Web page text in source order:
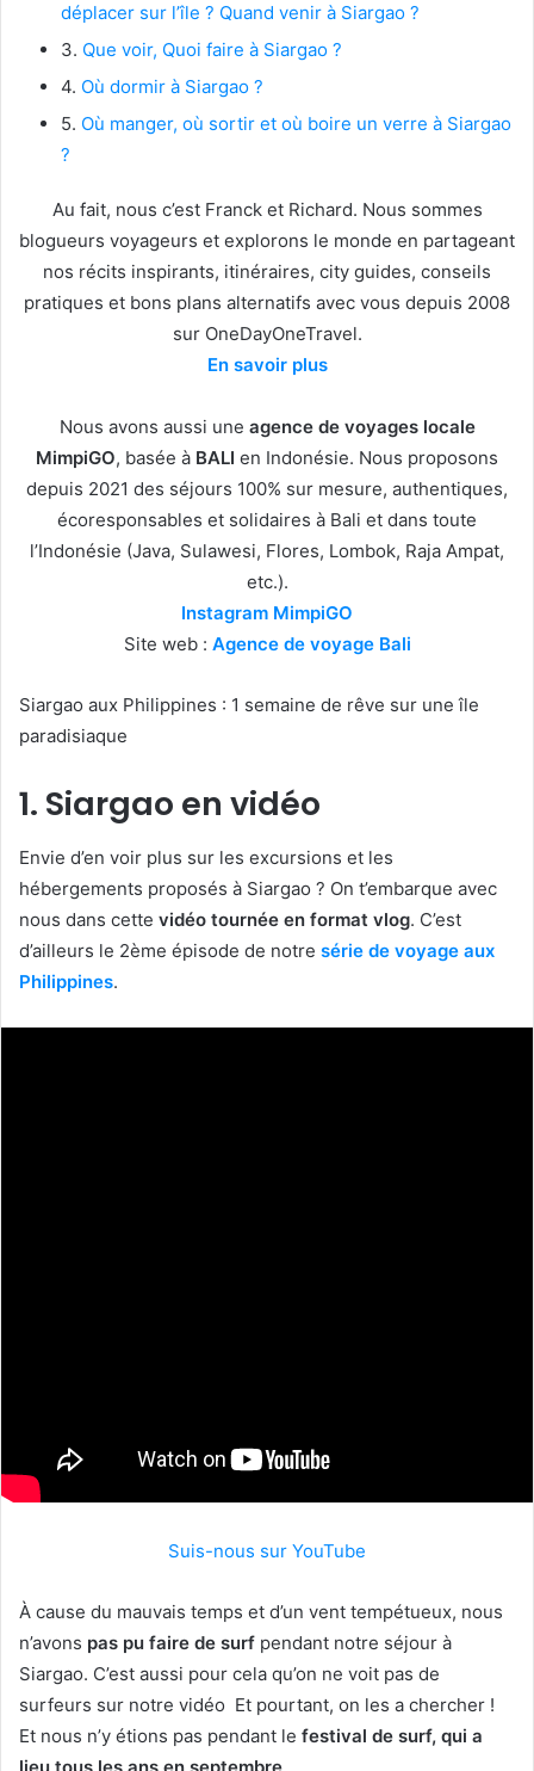
déplacer sur l’île ? Quand venir à Siargao ?
3. Que voir, Quoi faire à Siargao ?
4. Où dormir à Siargao ?
5. Où manger, où sortir et où boire un verre à Siargao
?
Au fait, nous c’est Franck et Richard. Nous sommes
blogueurs voyageurs et explorons le monde en partageant
nos récits inspirants, itinéraires, city guides, conseils
pratiques et bons plans alternatifs avec vous depuis 2008
sur OneDayOneTravel.
En savoir plus
Nous avons aussi une agence de voyages locale
MimpiGO, basée à BALI en Indonésie. Nous proposons
depuis 2021 des séjours 100% sur mesure, authentiques,
écoresponsables et solidaires à Bali et dans toute
l’Indonésie (Java, Sulawesi, Flores, Lombok, Raja Ampat,
etc.).
Instagram MimpiGO
Site web : Agence de voyage Bali
Siargao aux Philippines : 1 semaine de rêve sur une île
paradisiaque
1. Siargao en vidéo
Envie d’en voir plus sur les excursions et les
hébergements proposés à Siargao ? On t’embarque avec
nous dans cette vidéo tournée en format vlog. C’est
d’ailleurs le 2ème épisode de notre série de voyage aux
Philippines.
Suis-nous sur YouTube
À cause du mauvais temps et d’un vent tempétueux, nous
n’avons pas pu faire de surf pendant notre séjour à
Siargao. C’est aussi pour cela qu’on ne voit pas de
surfeurs sur notre vidéo Et pourtant, on les a chercher !
Et nous n’y étions pas pendant le festival de surf, qui a
lieu tous les ans en septembre